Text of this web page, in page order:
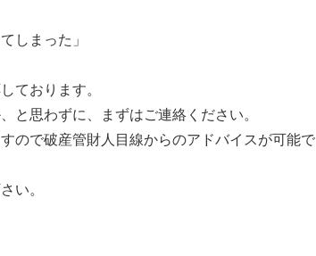
しまった」
ております。
と思わずに、まずはご連絡ください。
ので破産管財人目線からのアドバイスが可能で
い。